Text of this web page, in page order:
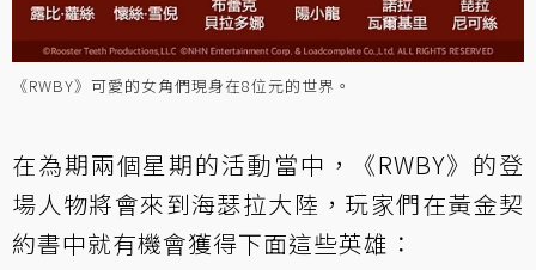
《RWBY》可愛的女角們現身在8位元的世界。
在為期兩個星期的活動當中，《RWBY》的登
場人物將會來到海瑟拉大陸，玩家們在黃金契
約書中就有機會獲得下面這些英雄：